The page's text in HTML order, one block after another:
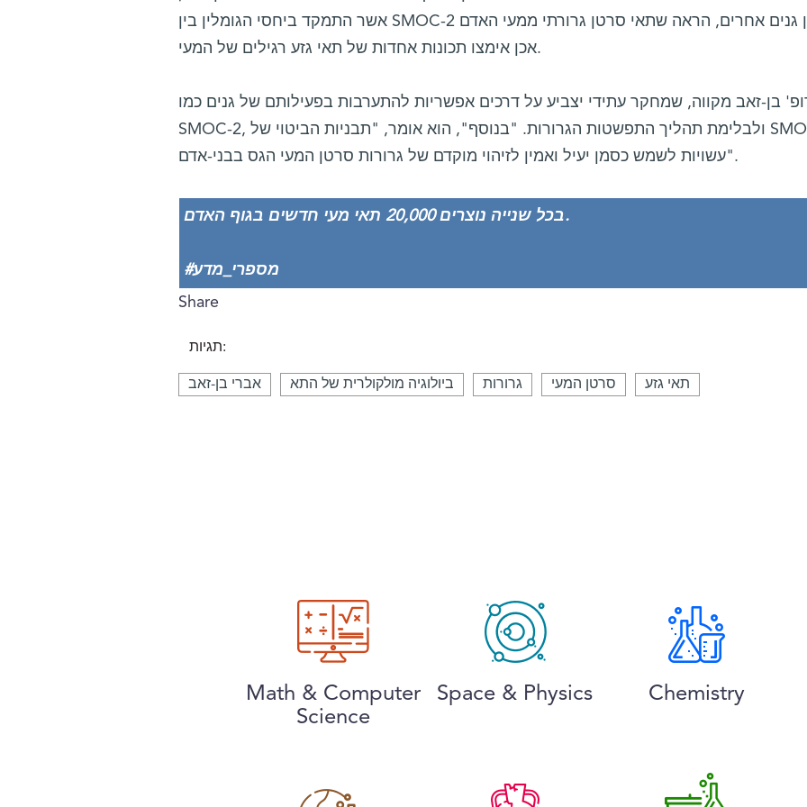
אשר התמקד ביחסי הגומלין בין SMOC-2 לבין גנים אחרים, הראה שתאי סרטן גרורתי ממעי האדם
אכן אימצו תכונות אחדות של תאי גזע רגילים של המעי.
בן-זאב מקווה, שמחקר עתידי יצביע על דרכים אפשריות להתערבות בפעילותם של גנים כמו
SMOC-2, ולבלימת תהליך התפשטות הגרורות. "בנוסף", הוא אומר, "תבניות הביטוי של SMOC-2
עשויות לשמש כסמן יעיל ואמין לזיהוי מוקדם של גרורות סרטן המעי הגס בבני-אדם".
בכל שנייה נוצרים 20,000 תאי מעי חדשים בגוף האדם.
#מספרי_מדע
Share
תגיות:
אברי בן-זאב ביולוגיה מולקולרית של התא גרורות סרטן המעי תאי גזע
Math & Computer
Science
Space & Physics Chemistry